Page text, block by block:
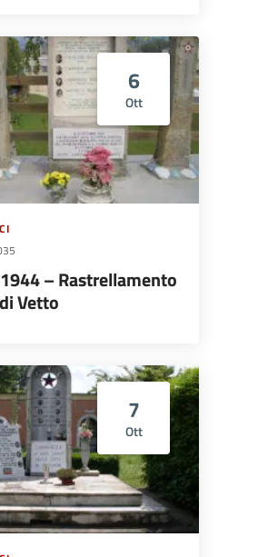
6
Ott
– Rastrellamento
Vetto
7
Ott